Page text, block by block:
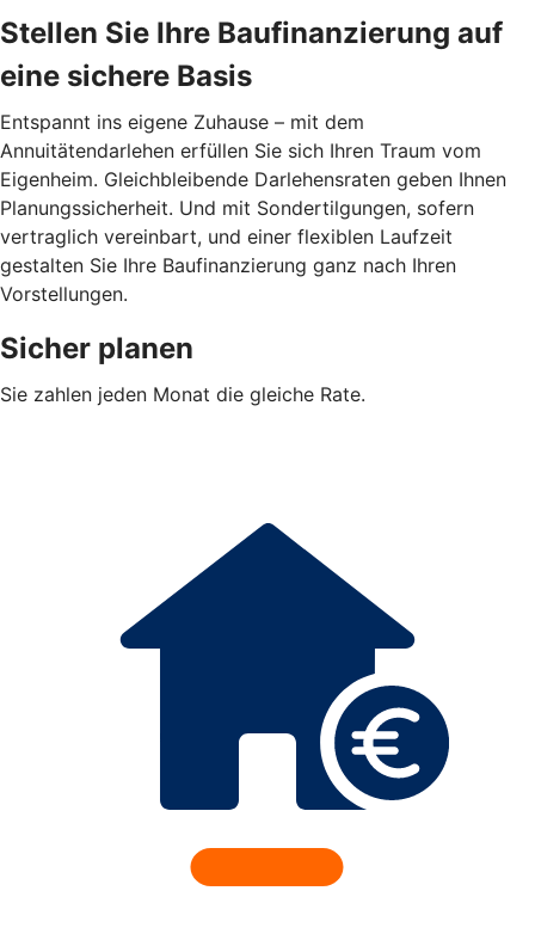
Stellen Sie Ihre Baufinanzierung auf
eine sichere Basis
Entspannt ins eigene Zuhause – mit dem
Annuitätendarlehen erfüllen Sie sich Ihren Traum vom
Eigenheim. Gleichbleibende Darlehensraten geben Ihnen
Planungssicherheit. Und mit Sondertilgungen, sofern
vertraglich vereinbart, und einer flexiblen Laufzeit
gestalten Sie Ihre Baufinanzierung ganz nach Ihren
Vorstellungen.
Sicher planen
Sie zahlen jeden Monat die gleiche Rate.